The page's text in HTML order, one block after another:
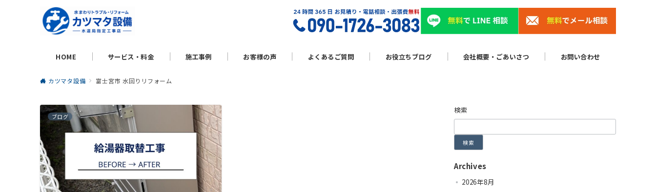
HOME サービス・料金 施工事例 お客様の声 よくあるご質問 お役立ちブログ 会社概要・ごあいさつ お問い合わせ
カツマタ設備 富士宮市 水回りリフォーム
ブログ
検索
検索
Archives
2026年8月